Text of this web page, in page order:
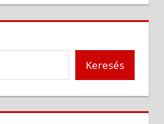
Keresés